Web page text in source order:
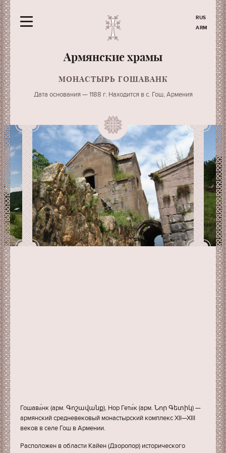
RUS
ARM
Армянские храмы
МОНАСТЫРЬ ГОШАВАНК
Дата основания — 1188 г. Находится в с. Гош, Армения
Гошава́нк (арм. Գոշավանք), Нор Гети́к (арм. Նոր Գետիկ) —
армянский средневековый монастырский комплекс XII—XIII
веков в селе Гош в Армении.
Расположен в области Кайен (Дзоропор) исторического